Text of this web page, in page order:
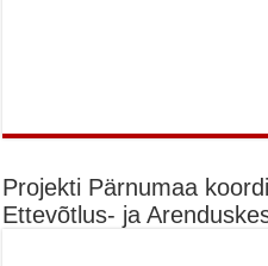
Projekti Pärnumaa
Ettevõtlus- ja